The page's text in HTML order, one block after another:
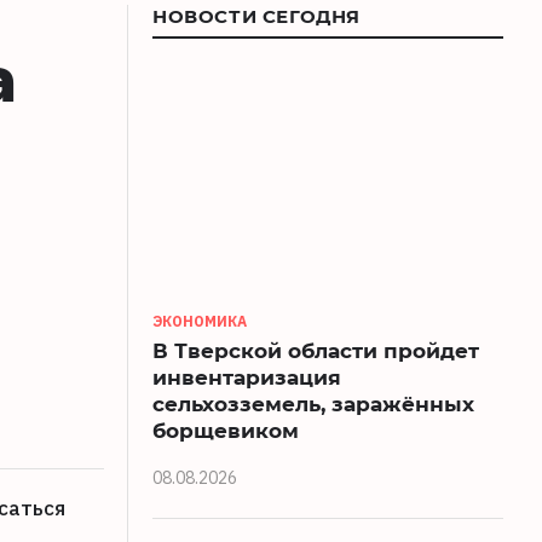
НОВОСТИ СЕГОДНЯ
ЭКОНОМИКА
В Тверской области пройдет
инвентаризация
сельхозземель, заражённых
борщевиком
08.08.2026